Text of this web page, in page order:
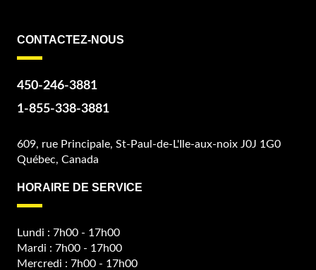
CONTACTEZ-NOUS
450-246-3881
1-855-338-3881
609, rue Principale, St-Paul-de-L'Ile-aux-noix J0J 1G0
Québec, Canada
HORAIRE DE SERVICE
Lundi : 7h00 - 17h00
Mardi : 7h00 - 17h00
Mercredi : 7h00 - 17h00